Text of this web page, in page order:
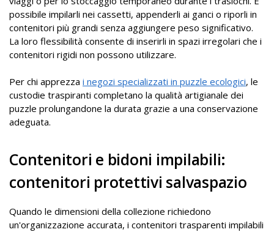
possibile impilarli nei cassetti, appenderli ai ganci o riporli in
contenitori più grandi senza aggiungere peso significativo.
La loro flessibilità consente di inserirli in spazi irregolari che i
contenitori rigidi non possono utilizzare.
Per chi apprezza i negozi specializzati in puzzle ecologici, le
custodie traspiranti completano la qualità artigianale dei
puzzle prolungandone la durata grazie a una conservazione
adeguata.
Contenitori e bidoni impilabili:
contenitori protettivi salvaspazio
Quando le dimensioni della collezione richiedono
un'organizzazione accurata, i contenitori trasparenti impilabili